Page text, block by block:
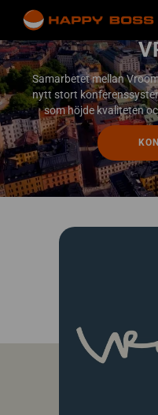
Samarbetet mellan
nytt stort
som höjde kvaliteten